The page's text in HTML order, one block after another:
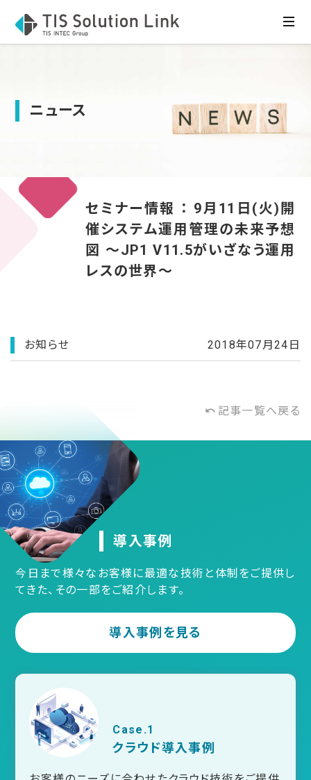
ニュース
セミナー情報 ： 9月11日(火)開
催システム運用管理の未来予想
図 ～JP1 V11.5がいざなう運用
レスの世界～
お知らせ 2018年07月24日
undo 記事一覧へ戻る
導入事例
今日まで様々なお客様に最適な技術と体制をご提供し
てきた、その一部をご紹介します。
導入事例を見る
Case.1
クラウド導入事例